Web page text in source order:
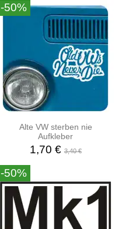
-50%
Alte VW sterben nie
Aufkleber
1,70 €3,40 €
-50%